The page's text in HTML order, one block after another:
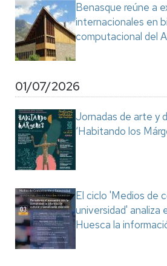
Benasque reúne a
internacionales en
computacional del
01/07/2026
Jornadas de arte y
‘Habitando los
El ciclo 'Medios de
universidad' analiza
Huesca la